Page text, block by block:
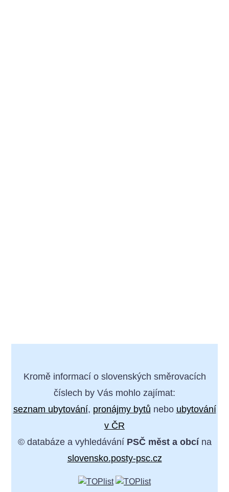
Kromě informací o slovenských směrovacích
číslech by Vás mohlo zajímat:
seznam ubytování, pronájmy bytů nebo ubytování
v ČR
© databáze a vyhledávání PSČ měst a obcína
slovensko.posty-psc.cz